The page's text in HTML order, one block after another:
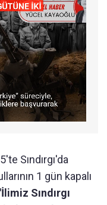
Sındırgı'da
1 gün kapalı
Sındırgı